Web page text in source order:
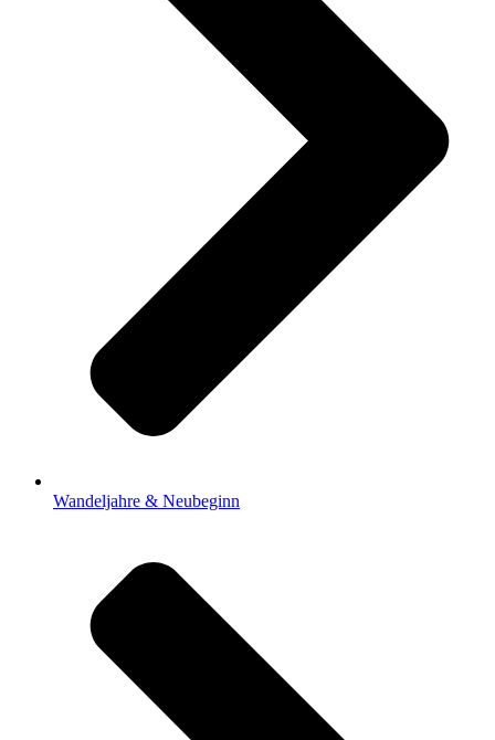
Wandeljahre & Neubeginn